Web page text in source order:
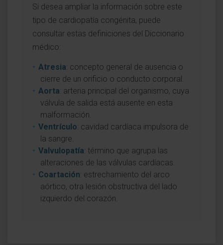
Si desea ampliar la información sobre este
tipo de cardiopatía congénita, puede
consultar estas definiciones del Diccionario
médico:
Atresia: concepto general de ausencia o
cierre de un orificio o conducto corporal.
Aorta: arteria principal del organismo, cuya
válvula de salida está ausente en esta
malformación.
Ventrículo: cavidad cardíaca impulsora de
la sangre.
Valvulopatía: término que agrupa las
alteraciones de las válvulas cardíacas.
Coartación: estrechamiento del arco
aórtico, otra lesión obstructiva del lado
izquierdo del corazón.